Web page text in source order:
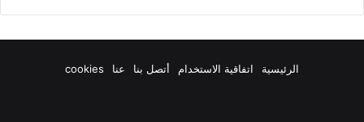
الرئيسية اتفاقية الاستخدام أتصل بنا عنا cookies